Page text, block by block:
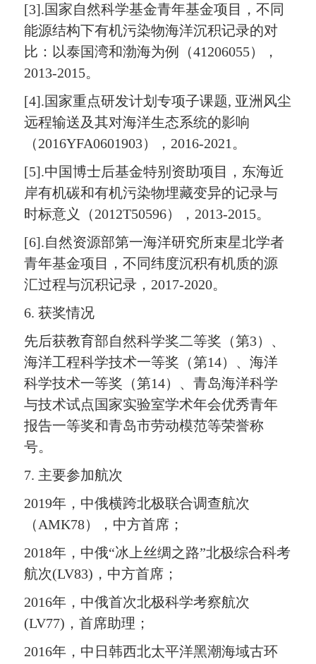
[3].国家自然科学基金青年基金项目，不同
能源结构下有机污染物海洋沉积记录的对
比：以泰国湾和渤海为例（41206055），
2013-2015。
[4].国家重点研发计划专项子课题, 亚洲风尘
远程输送及其对海洋生态系统的影响
（2016YFA0601903），2016-2021。
[5].中国博士后基金特别资助项目，东海近
岸有机碳和有机污染物埋藏变异的记录与
时标意义（2012T50596），2013-2015。
[6].自然资源部第一海洋研究所束星北学者
青年基金项目，不同纬度沉积有机质的源
汇过程与沉积记录，2017-2020。
6. 获奖情况
先后获教育部自然科学奖二等奖（第3）、
海洋工程科学技术一等奖（第14）、海洋
科学技术一等奖（第14）、青岛海洋科学
与技术试点国家实验室学术年会优秀青年
报告一等奖和青岛市劳动模范等荣誉称
号。
7. 主要参加航次
2019年，中俄横跨北极联合调查航次
（AMK78），中方首席；
2018年，中俄“冰上丝绸之路”北极综合科考
航次(LV83)，中方首席；
2016年，中俄首次北极科学考察航次
(LV77)，首席助理；
2016年，中日韩西北太平洋黑潮海域古环